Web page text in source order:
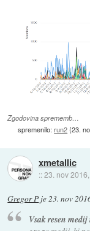
Zgodovina sprememb…
spremenilo:run2(23.
xmetallic
::23. nov
Gregor P je23. nov
Vsak resen